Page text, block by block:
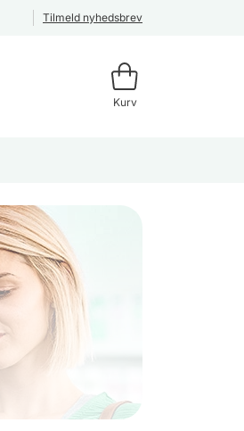
Tilmeld nyhedsbrev
Kurv